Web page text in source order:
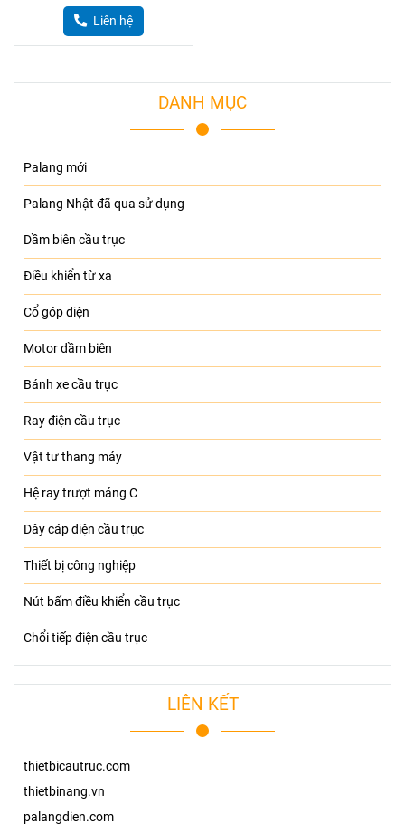
Liên hệ
DANH MỤC
Palang mới
Palang Nhật đã qua sử dụng
Dầm biên cầu trục
Điều khiển từ xa
Cổ góp điện
Motor dầm biên
Bánh xe cầu trục
Ray điện cầu trục
Vật tư thang máy
Hệ ray trượt máng C
Dây cáp điện cầu trục
Thiết bị công nghiệp
Nút bấm điều khiển cầu trục
Chổi tiếp điện cầu trục
LIÊN KẾT
thietbicautruc.com
thietbinang.vn
palangdien.com